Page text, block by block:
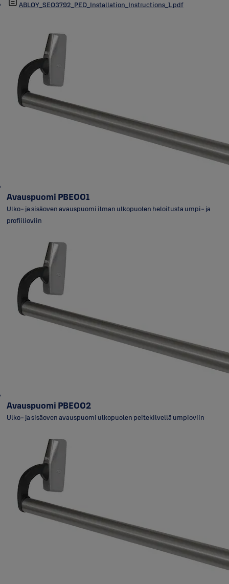
ABLOY_SEO3792_PED_Installation_Instructions_1.pdf
Avauspuomi PBE001
Ulko- ja sisäoven avauspuomi ilman ulkopuolen heloitusta umpi- ja
profiilioviin
Avauspuomi PBE002
Ulko- ja sisäoven avauspuomi ulkopuolen peitekilvellä umpioviin